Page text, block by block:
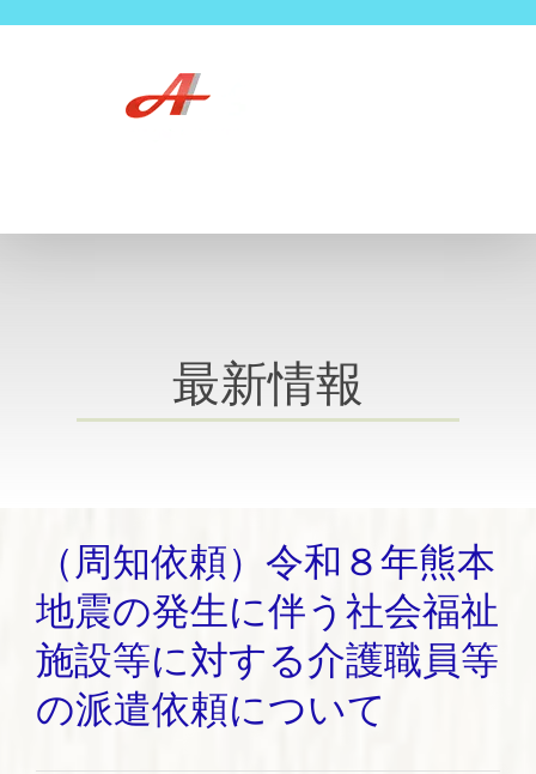
最新情報
（周知依頼）令和８年熊本
地震の発生に伴う社会福祉
施設等に対する介護職員等
の派遣依頼について